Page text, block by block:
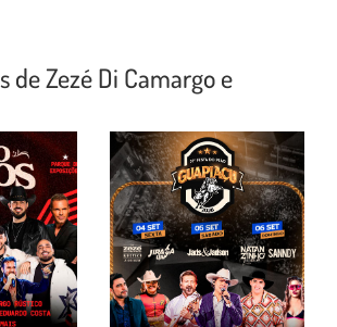
de Zezé Di Camargo e